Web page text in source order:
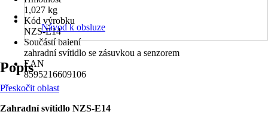
1,027 kg
Kód výrobku
NZS-E14
Součástí balení
zahradní svítidlo se zásuvkou a senzorem
EAN
8595216609106
Návod k obsluze
Popis
Přeskočit oblast
Zahradní svítidlo NZS-E14